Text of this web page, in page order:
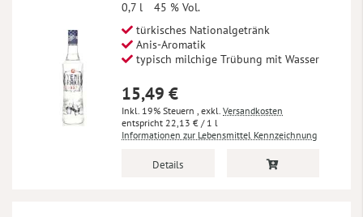
0,7 l
45 % Vol.
türkisches Nationalgetränk
Anis-Aromatik
typisch milchige Trübung mit Wasser
15,49 €
Inkl. 19% Steuern , exkl. Versandkosten
22,13 € / 1 l
Informationen zur Lebensmittel Kennzeichnung
Details